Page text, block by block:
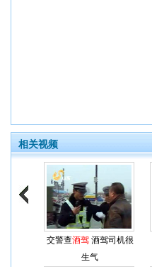
相关视频
交警查酒驾酒驾司机很
生气